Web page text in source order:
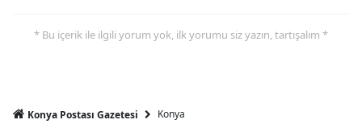
* Bu içerik ile ilgili yorum yok, ilk yorumu siz yazın, tartışalım *
Konya Postası Gazetesi Konya